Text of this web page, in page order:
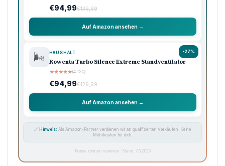
€94,99€139,99
Auf Amazon ansehen →
-27%
🌬️ HAUSHALT
Rowenta Turbo Silence Extreme Standventilator
★★★★★(4.120)
€94,99€129,99
Auf Amazon ansehen →
🔗 Hinweis: Als Amazon-Partner verdienen wir an qualifizierten Verkäufen. Keine
Mehrkosten für dich.
Preise können variieren · Stand: 7.8.2026